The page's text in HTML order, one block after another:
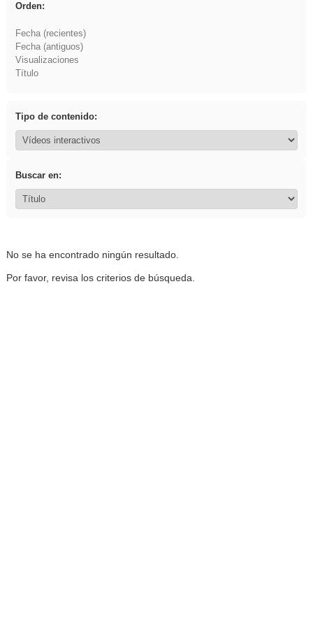
Orden:
Fecha (recientes)
Fecha (antiguos)
Visualizaciones
Título
Tipo de contenido:
Buscar en:
No se ha encontrado ningún resultado.
Por favor, revisa los criterios de búsqueda.